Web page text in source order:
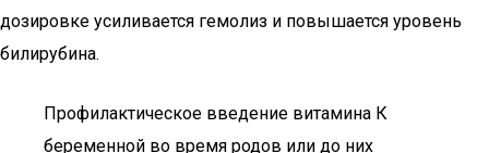
дозировке усиливается гемолиз и повышается уровень
билирубина.
Профилактическое введение витамина К
беременной во время родов или до них